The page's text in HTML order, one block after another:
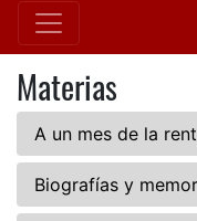
Materias
A un mes de la
Biografías y